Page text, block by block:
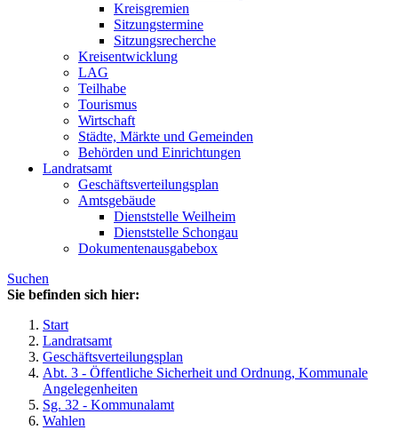
Kreisgremien
Sitzungstermine
Sitzungsrecherche
Kreisentwicklung
LAG
Teilhabe
Tourismus
Wirtschaft
Städte, Märkte und Gemeinden
Behörden und Einrichtungen
Landratsamt
Geschäftsverteilungsplan
Amtsgebäude
Dienststelle Weilheim
Dienststelle Schongau
Dokumentenausgabebox
Suchen
Sie befinden sich hier:
Start
Landratsamt
Geschäftsverteilungsplan
Abt. 3 - Öffentliche Sicherheit und Ordnung, Kommunale
Angelegenheiten
Sg. 32 - Kommunalamt
Wahlen